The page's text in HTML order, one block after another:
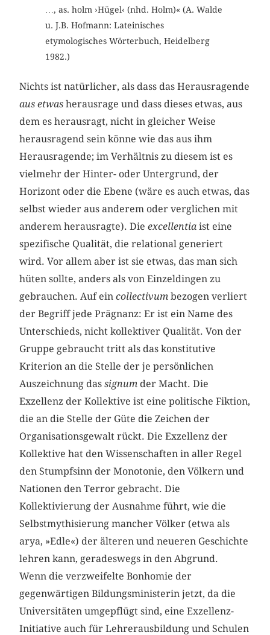
…, as. holm ›Hügel‹ (nhd. Holm)« (A. Walde
u. J.B. Hofmann: Lateinisches
etymologisches Wörterbuch, Heidelberg
1982.)
Nichts ist natürlicher, als dass das Herausragende
aus etwas herausrage und dass dieses etwas, aus
dem es herausragt, nicht in gleicher Weise
herausragend sein könne wie das aus ihm
Herausragende; im Verhältnis zu diesem ist es
vielmehr der Hinter- oder Untergrund, der
Horizont oder die Ebene (wäre es auch etwas, das
selbst wieder aus anderem oder verglichen mit
anderem herausragte). Dieexcellentia ist eine
spezifische Qualität, die relational generiert
wird. Vor allem aber ist sie etwas, das man sich
hüten sollte, anders als von Einzeldingen zu
gebrauchen. Auf eincollectivum bezogen verliert
der Begriff jede Prägnanz: Er ist ein Name des
Unterschieds, nicht kollektiver Qualität. Von der
Gruppe gebraucht tritt als das konstitutive
Kriterion an die Stelle der je persönlichen
Auszeichnung dassignum der Macht. Die
Exzellenz der Kollektive ist eine politische Fiktion,
die an die Stelle der Güte die Zeichen der
Organisationsgewalt rückt. Die Exzellenz der
Kollektive hat den Wissenschaften in aller Regel
den Stumpfsinn der Monotonie, den Völkern und
Nationen den Terror gebracht. Die
Kollektivierung der Ausnahme führt, wie die
Selbstmythisierung mancher Völker (etwa als
arya, »Edle«) der älteren und neueren Geschichte
lehren kann, geradeswegs in den Abgrund.
Wenn die verzweifelte Bonhomie der
gegenwärtigen Bildungsministerin jetzt, da die
Universitäten umgepflügt sind, eine Exzellenz-
Initiative auch für Lehrerausbildung und Schulen